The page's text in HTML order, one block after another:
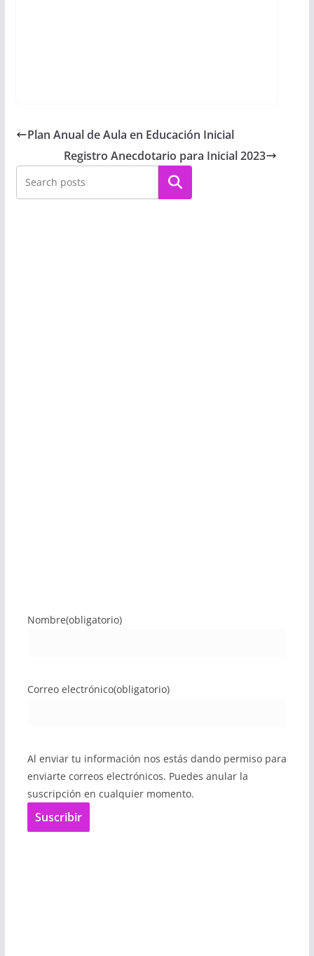
Plan Anual de Aula en Educación Inicial
Registro Anecdotario para Inicial 2023
Buscar
Nombre(obligatorio)
Correo electrónico(obligatorio)
Al enviar tu información nos estás dando permiso para
enviarte correos electrónicos. Puedes anular la
suscripción en cualquier momento.
Suscribir